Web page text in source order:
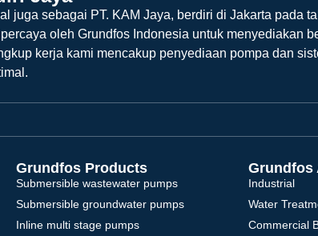
juga sebagai PT. KAM Jaya, berdiri di Jakarta pada
oleh Grundfos Indonesia untuk menyediakan
kerja kami mencakup penyediaan pompa dan
Grundfos Products
Submersible wastewater pumps
Submersible groundwater pumps
Inline multi stage pumps
Grundfos
Industrial
Water
Commercial